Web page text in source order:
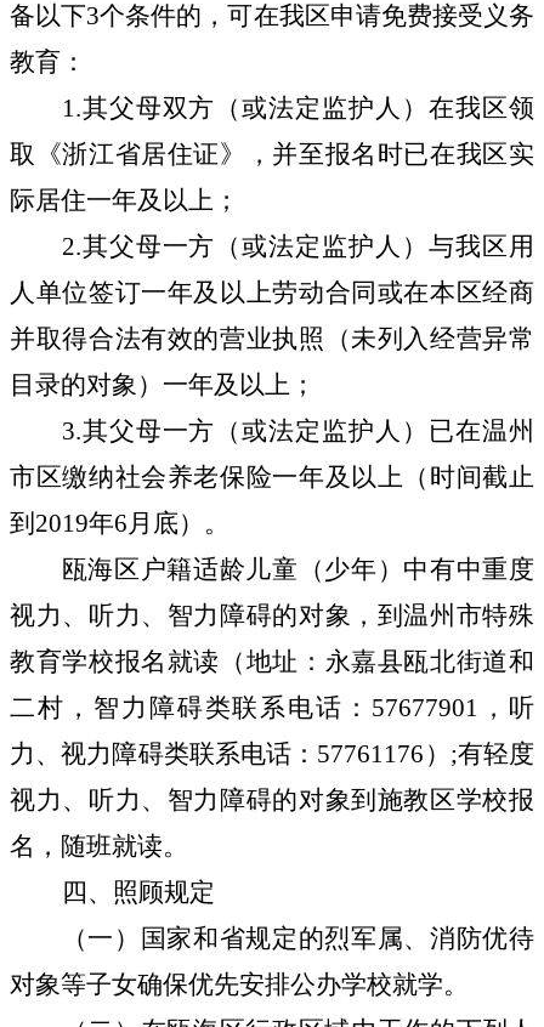
备以下3个条件的，可在我区申请免费接受义务
教育：
1.其父母双方（或法定监护人）在我区领
取《浙江省居住证》，并至报名时已在我区实
际居住一年及以上；
2.其父母一方（或法定监护人）与我区用
人单位签订一年及以上劳动合同或在本区经商
并取得合法有效的营业执照（未列入经营异常
目录的对象）一年及以上；
3.其父母一方（或法定监护人）已在温州
市区缴纳社会养老保险一年及以上（时间截止
到 2019年6月底）。
瓯海区户籍适龄儿童（少年）中有中重度
视力、听力、智力障碍的对象，到温州市特殊
教育学校报名就读（地址：永嘉县瓯北街道和
二村，智力障碍类联系电话： 57677901 ，听
力、视力障碍类联系电话： 57761176 ） ;有轻度
视力、听力、智力障碍的对象到施教区学校报
名，随班就读。
四、照顾规定
（一）国家和省规定的烈军属、消防优待
对象等子女确保优先安排公办学校就学。